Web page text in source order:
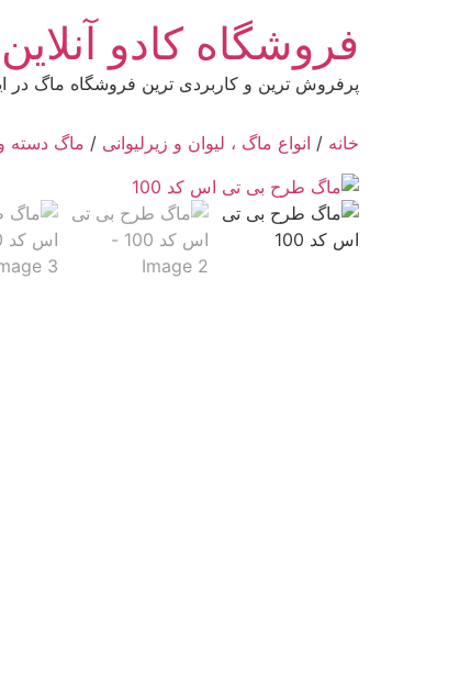
فروشگاه کادو آنلاین
پرفروش ترین و کاربردی ترین فروشگاه ماگ در
خانه / انواع ماگ ، لیوان و زیرلیوانی / ماگ دسته